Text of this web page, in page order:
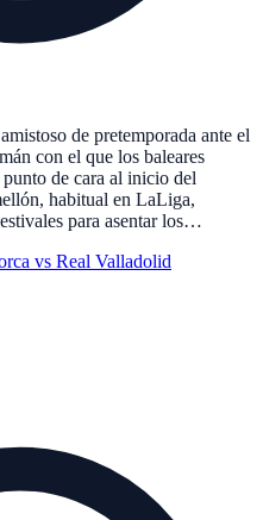
de pretemporada ante el
con el que los baleares
de cara al inicio del
habitual en LaLiga,
para asentar los…
vs Real Valladolid